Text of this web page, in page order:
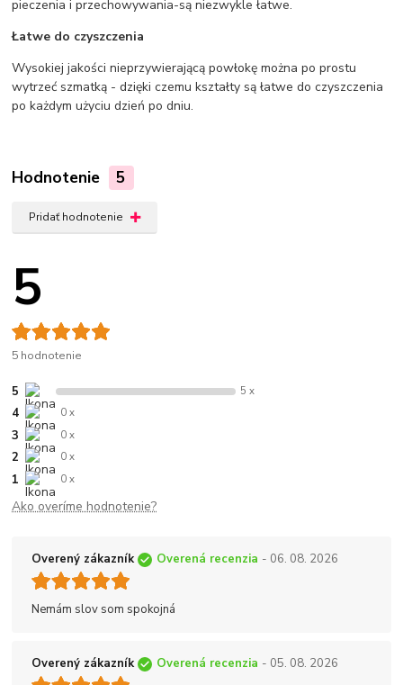
pieczenia i przechowywania-są niezwykle łatwe.
Łatwe do czyszczenia
Wysokiej jakości nieprzywierającą powłokę można po prostu
wytrzeć szmatką - dzięki czemu kształty są łatwe do czyszczenia
po każdym użyciu dzień po dniu.
Hodnotenie 5
Pridať hodnotenie
5
5 hodnotenie
5 5 x
4 0 x
3 0 x
2 0 x
1 0 x
Ako overíme hodnotenie?
Overený zákazník Overená recenzia - 06. 08. 2026
Nemám slov som spokojná
Overený zákazník Overená recenzia - 05. 08. 2026